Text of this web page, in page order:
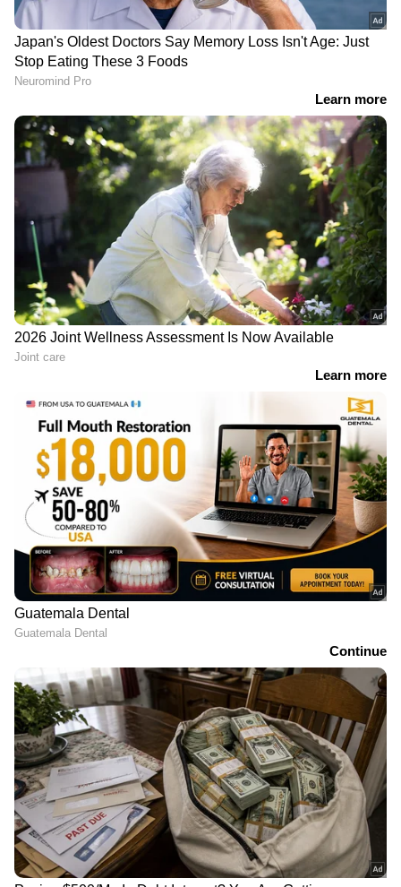
സഹമത്സരാർത്ഥിയുടെ സുരക്ഷയ്ക്കും
സന്തോഷത്തിനും വിലനൽകിയ ഈ താരങ്ങളെ
യഥാർത്ഥ ഹീറോകൾ എന്നാണ് സോഷ്യൽ
മീഡിയ വിശേഷിപ്പിക്കുന്നത്. മാരത്തൺ
ദശലക്ഷക്കണക്കിന് ആളുകളാണ് ഇതിനോടകം
കണ്ടത്.
ഏഷ്യാനെറ്റ് ന്യൂസ് ലൈവ് കാണാന്‍ ഇവിടെ
ക്ലിക് ചെയ്യുക